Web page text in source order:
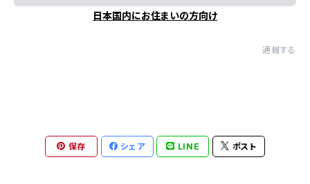
日本国内にお住まいの方向け
通報する
保存 シェア LINE ポスト